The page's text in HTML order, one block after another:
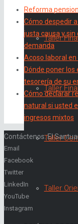
Taller
Taller
Taller
Taller
Reforma
Cómo despedir
justa causa y sin
demanda
Acoso laboral
Dónde poner los
tesorería de su
Cómo declarar
natural si usted
ingresos mixtos
Contáctenos: El
Email
Facebook
Twitter
LinkedIn
YouTube
Instagram